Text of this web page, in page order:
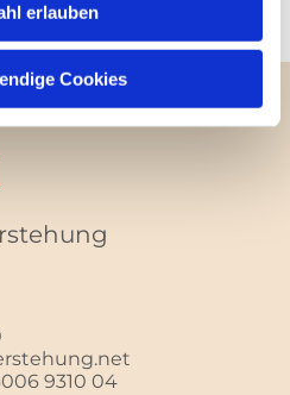
erlauben
Cookies
9310 04